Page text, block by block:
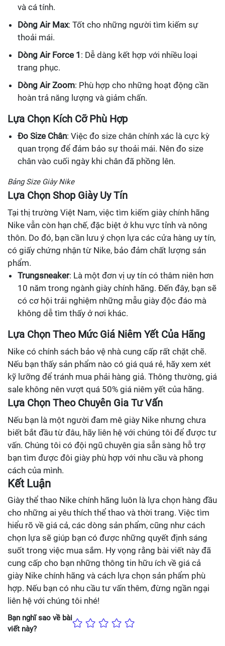
và cá tính.
Dòng Air Max: Tốt cho những người tìm kiếm sự
thoải mái.
Dòng Air Force 1 : Dễ dàng kết hợp với nhiều loại
trang phục.
Dòng Air Zoom: Phù hợp cho những hoạt động cần
hoàn trả năng lượng và giảm chấn.
Lựa Chọn Kích Cỡ Phù Hợp
Đo Size Chân: Việc đo size chân chính xác là cực kỳ
quan trọng để đảm bảo sự thoải mái. Nên đo size
chân vào cuối ngày khi chân đã phồng lên.
Bảng Size Giày Nike
Lựa Chọn Shop Giày Uy Tín
Tại thị trường Việt Nam, việc tìm kiếm giày chính hãng
Nike vẫn còn hạn chế, đặc biệt ở khu vực tỉnh và nông
thôn. Do đó, bạn cần lưu ý chọn lựa các cửa hàng uy tín,
có giấy chứng nhận từ Nike, bảo đảm chất lượng sản
phẩm.
Trungsneaker: Là một đơn vị uy tín có thâm niên hơn
10 năm trong ngành giày chính hãng. Đến đây, bạn sẽ
có cơ hội trải nghiệm những mẫu giày độc đáo mà
không dễ tìm thấy ở nơi khác.
Lựa Chọn Theo Mức Giá Niêm Yết Của Hãng
Nike có chính sách bảo vệ nhà cung cấp rất chặt chẽ.
Nếu bạn thấy sản phẩm nào có giá quá rẻ, hãy xem xét
kỹ lưỡng để tránh mua phải hàng giả. Thông thường, giá
sale không nên vượt quá 50% giá niêm yết của hãng.
Lựa Chọn Theo Chuyên Gia Tư Vấn
Nếu bạn là một người đam mê giày Nike nhưng chưa
biết bắt đầu từ đâu, hãy liên hệ với chúng tôi để được tư
vấn. Chúng tôi có đội ngũ chuyên gia sẵn sàng hỗ trợ
bạn tìm được đôi giày phù hợp với nhu cầu và phong
cách của mình.
Kết Luận
Giày thể thao Nike chính hãng luôn là lựa chọn hàng đầu
cho những ai yêu thích thể thao và thời trang. Việc tìm
hiểu rõ về giá cả, các dòng sản phẩm, cũng như cách
chọn lựa sẽ giúp bạn có được những quyết định sáng
suốt trong việc mua sắm. Hy vọng rằng bài viết này đã
cung cấp cho bạn những thông tin hữu ích về giá cả
giày Nike chính hãng và cách lựa chọn sản phẩm phù
hợp. Nếu bạn có nhu cầu tư vấn thêm, đừng ngần ngại
liên hệ với chúng tôi nhé!
Bạn nghĩ sao về bài
viết này?